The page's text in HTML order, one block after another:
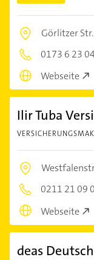
Görlitzer
0173 6 23
Webseite
Ilir Tuba
0211 21 09
Webseite
deas